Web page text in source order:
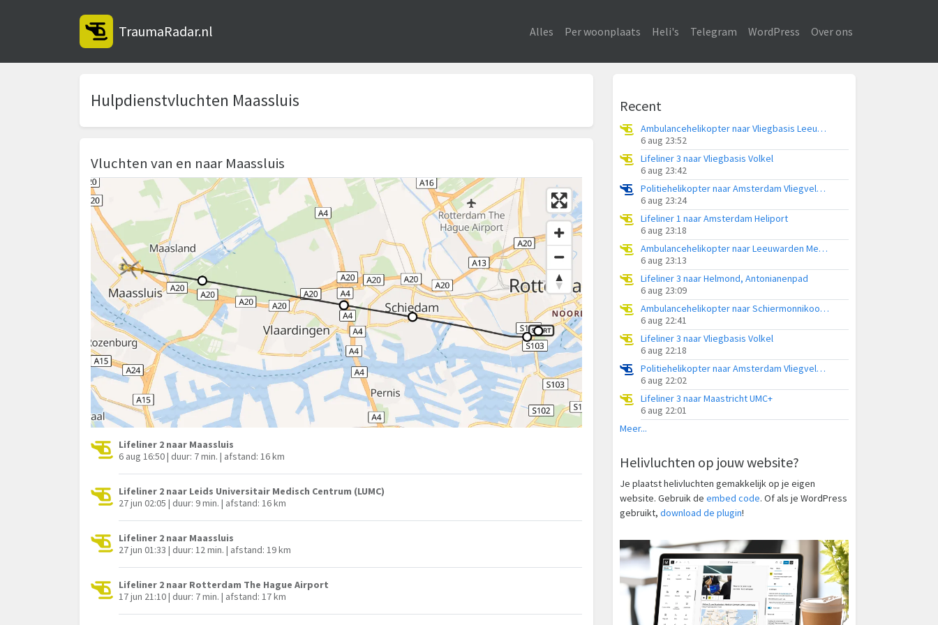
TraumaRadar.nl Alles Per woonplaats Heli's Telegram WordPress Over ons
Hulpdienstvluchten Maassluis
Vluchten van en naar Maassluis
Lifeliner 2 naar Maassluis
6 aug 16:50 | duur: 7 min. | afstand: 16 km
Lifeliner 2 naar Leids Universitair Medisch Centrum (LUMC)
27 jun 02:05 | duur: 9 min. | afstand: 16 km
Lifeliner 2 naar Maassluis
27 jun 01:33 | duur: 12 min. | afstand: 19 km
Lifeliner 2 naar Rotterdam The Hague Airport
17 jun 21:10 | duur: 7 min. | afstand: 17 km
Recent
Ambulancehelikopter naar Vliegbasis Leeuwarden
6 aug 23:52
Lifeliner 3 naar Vliegbasis Volkel
6 aug 23:42
Politiehelikopter naar Amsterdam Vliegveld Schiphol
6 aug 23:24
Lifeliner 1 naar Amsterdam Heliport
6 aug 23:18
Ambulancehelikopter naar Leeuwarden Medical Center Heliport
6 aug 23:13
Lifeliner 3 naar Helmond, Antonianenpad
6 aug 23:09
Ambulancehelikopter naar Schiermonnikoog Heliport
6 aug 22:41
Lifeliner 3 naar Vliegbasis Volkel
6 aug 22:18
Politiehelikopter naar Amsterdam Vliegveld Schiphol
6 aug 22:02
Lifeliner 3 naar Maastricht UMC+
6 aug 22:01
Meer...
Helivluchten op jouw website?
Je plaatst helivluchten gemakkelijk op je eigen
website. Gebruik de embed code. Of als je WordPress
gebruikt, download de plugin!